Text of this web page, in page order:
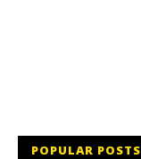
POPULAR POSTS